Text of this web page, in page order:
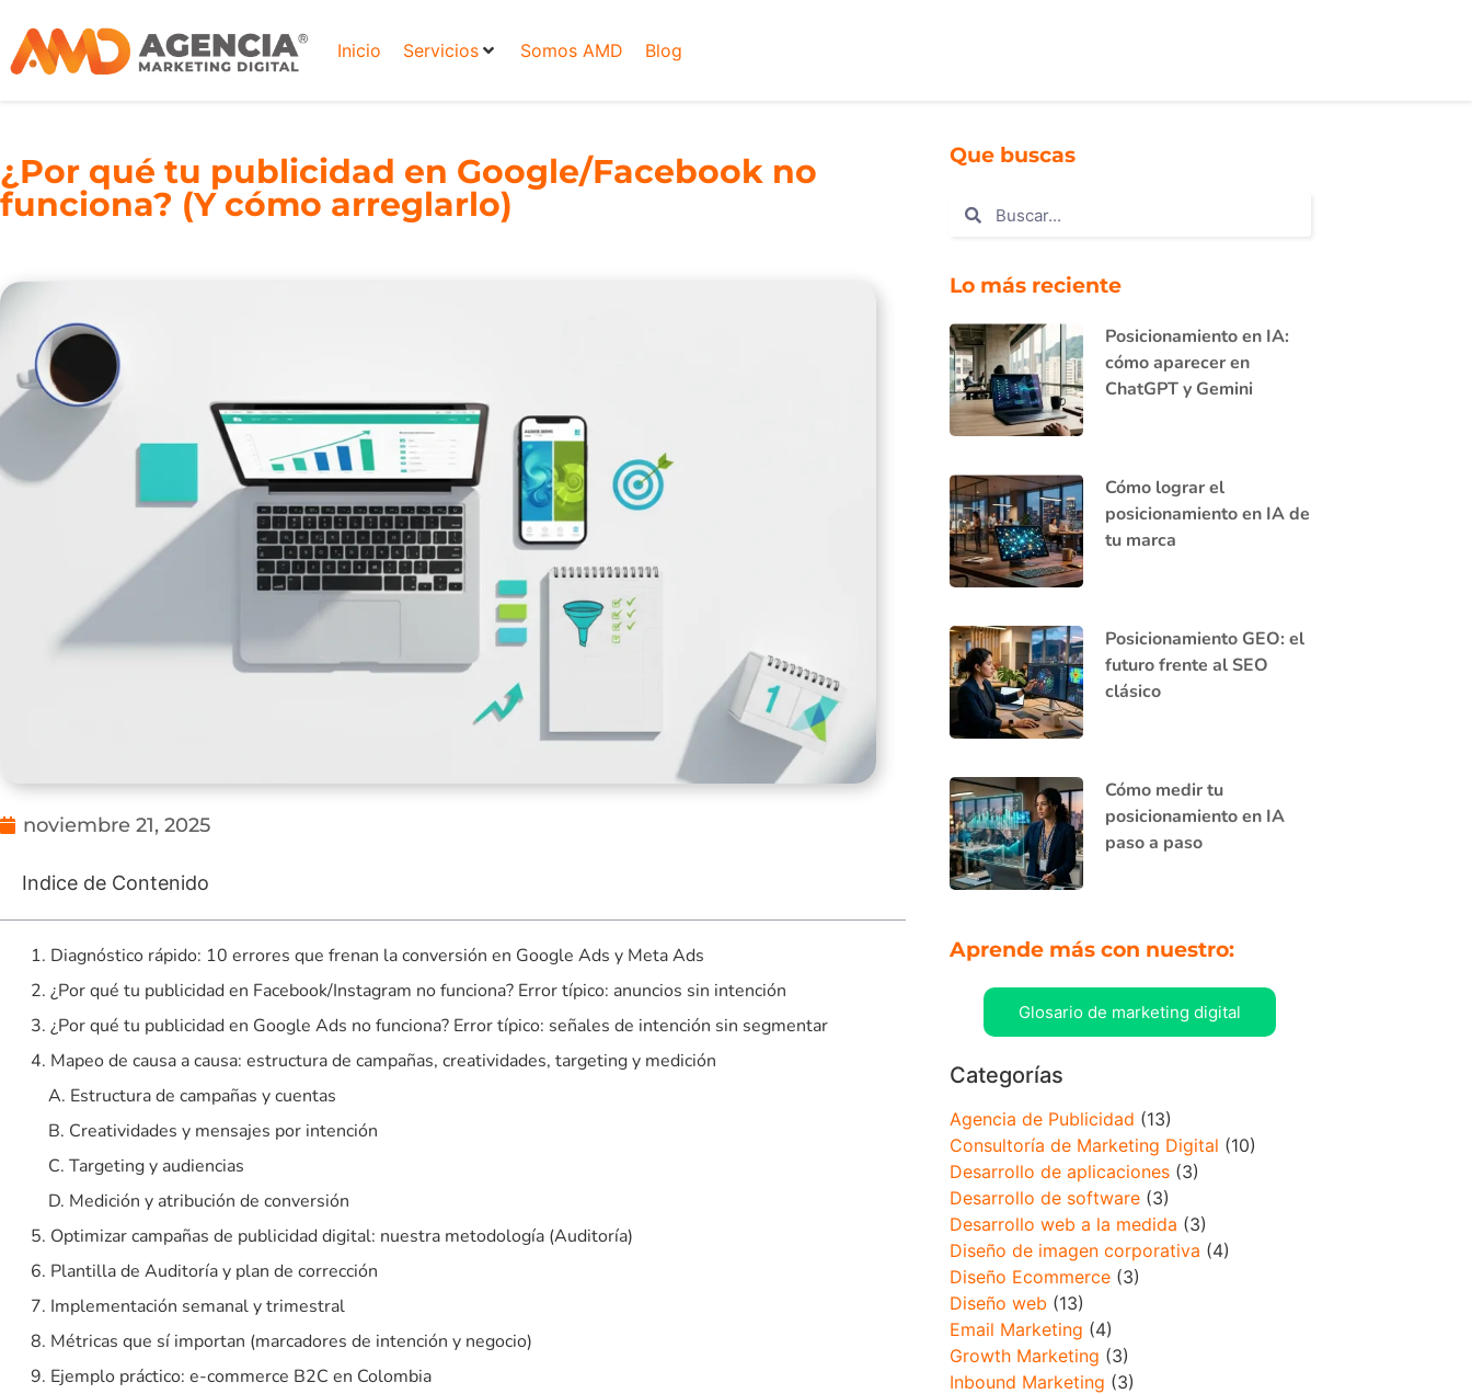
Inicio Servicios Somos AMD Blog
¿Por qué tu publicidad en Google/Facebook no
funciona? (Y cómo arreglarlo)
noviembre 21, 2025
Indice de Contenido
1. Diagnóstico rápido: 10 errores que frenan la conversión en Google Ads y Meta Ads
2. ¿Por qué tu publicidad en Facebook/Instagram no funciona? Error típico: anuncios sin intención
3. ¿Por qué tu publicidad en Google Ads no funciona? Error típico: señales de intención sin segmentar
4. Mapeo de causa a causa: estructura de campañas, creatividades, targeting y medición
A. Estructura de campañas y cuentas
B. Creatividades y mensajes por intención
C. Targeting y audiencias
D. Medición y atribución de conversión
5. Optimizar campañas de publicidad digital: nuestra metodología (Auditoría)
6. Plantilla de Auditoría y plan de corrección
7. Implementación semanal y trimestral
8. Métricas que sí importan (marcadores de intención y negocio)
9. Ejemplo práctico: e-commerce B2C en Colombia
Que buscas
Lo más reciente
Posicionamiento en IA:
cómo aparecer en
ChatGPT y Gemini
Cómo lograr el
posicionamiento en IA de
tu marca
Posicionamiento GEO: el
futuro frente al SEO
clásico
Cómo medir tu
posicionamiento en IA
paso a paso
Aprende más con nuestro:
Glosario de marketing digital
Categorías
Agencia de Publicidad (13)
Consultoría de Marketing Digital (10)
Desarrollo de aplicaciones(3)
Desarrollo de software(3)
Desarrollo web a la medida (3)
Diseño de imagen corporativa (4)
Diseño Ecommerce(3)
Diseño web (13)
Email Marketing (4)
Growth Marketing (3)
Inbound Marketing (3)